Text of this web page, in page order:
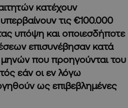
κατέχουν
τις €100.000
υπόψη και οποιεσδήποτε
επισυνέβησαν κατά
που προηγούνται του
εάν οι εν λόγω
ως επιβεβλημένες